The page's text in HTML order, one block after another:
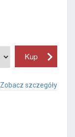
Zobacz szczegóły